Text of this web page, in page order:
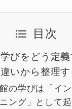
目次
びをどう定
いから整理す
の学びは「イ
ング」として